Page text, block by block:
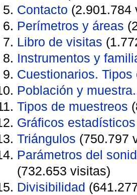
Contacto (2.901.784
Perímetros y áreas
Libro de visitas
Instrumentos y
Cuestionarios. Tipos
Población y
Tipos de muestreos
Gráficos estadísticos
Triángulos (750.797
­Parámetros del
(732.653 visitas)
Divisibilidad